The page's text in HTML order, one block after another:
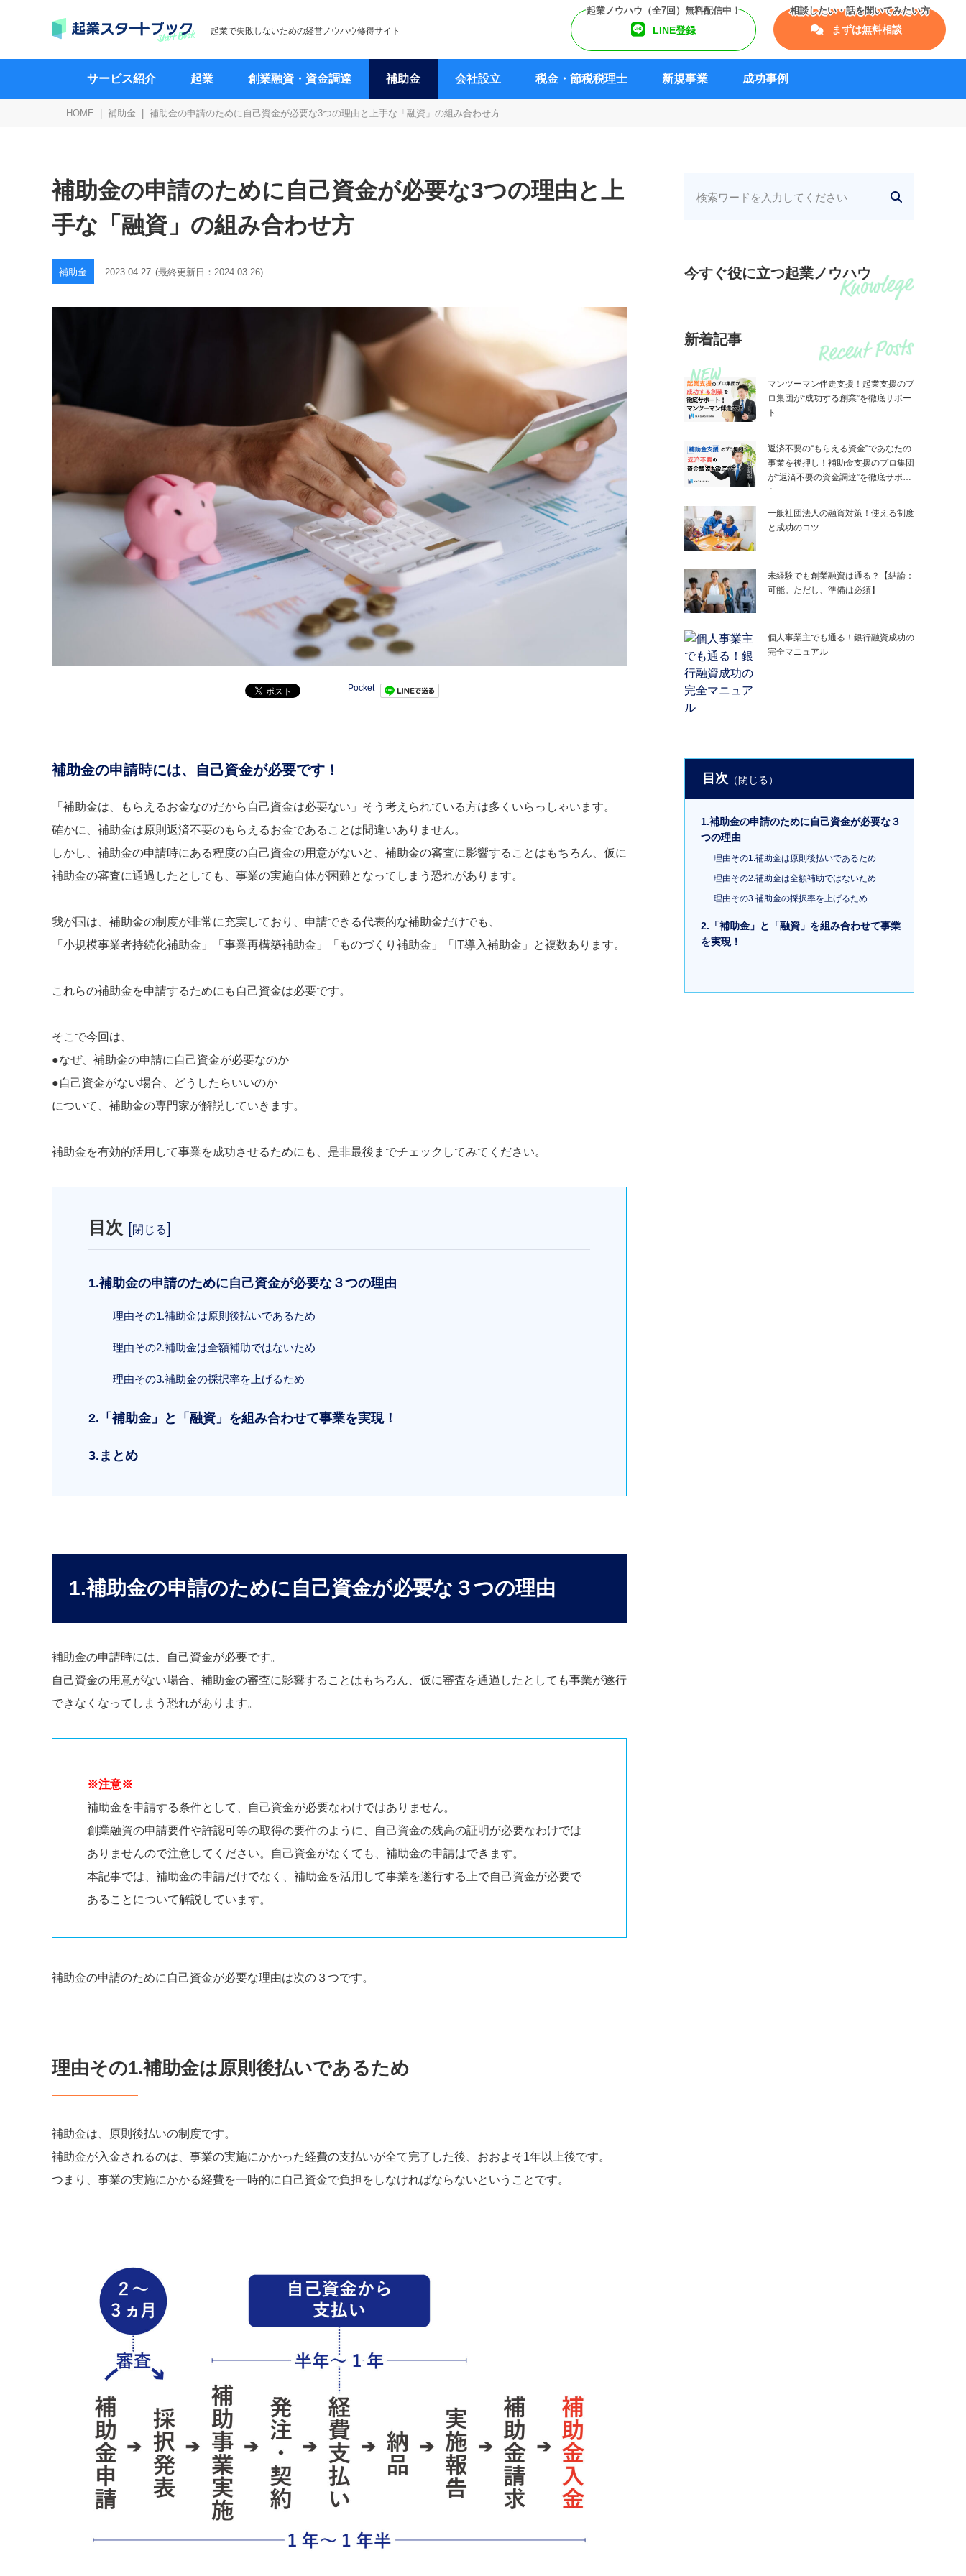
起業で失敗しないための経営ノウハウ修得サイト LINE登録 まずは無料相談
サービス紹介 起業 創業融資・資金調達 補助金 会社設立 税金・節税税理士 新規事業 成功事例
HOME 補助金 補助金の申請のために自己資金が必要な3つの理由と上手な「融資」の組み合わせ方
補助金の申請のために自己資金が必要な3つの理由と上
手な「融資」の組み合わせ方
補助金 2023.04.27 (最終更新日： 2024.03.26)
Pocket
補助金の申請時には、自己資金が必要です！
「補助金は、もらえるお金なのだから自己資金は必要ない」そう考えられている方は多くいらっしゃいます。
確かに、補助金は原則返済不要のもらえるお金であることは間違いありません。
しかし、補助金の申請時にある程度の自己資金の用意がないと、補助金の審査に影響することはもちろん、仮に
補助金の審査に通過したとしても、事業の実施自体が困難となってしまう恐れがあります。
我が国は、補助金の制度が非常に充実しており、申請できる代表的な補助金だけでも、
「小規模事業者持続化補助金」「事業再構築補助金」「ものづくり補助金」「IT導入補助金」と複数あります。
これらの補助金を申請するためにも自己資金は必要です。
そこで今回は、
●なぜ、補助金の申請に自己資金が必要なのか
●自己資金がない場合、どうしたらいいのか
について、補助金の専門家が解説していきます。
補助金を有効的活用して事業を成功させるためにも、是非最後までチェックしてみてください。
目次 [閉じる]
1.補助金の申請のために自己資金が必要な３つの理由
理由その1.補助金は原則後払いであるため
理由その2.補助金は全額補助ではないため
理由その3.補助金の採択率を上げるため
2.「補助金」と「融資」を組み合わせて事業を実現！
3.まとめ
1.補助金の申請のために自己資金が必要な３つの理由
補助金の申請時には、自己資金が必要です。
自己資金の用意がない場合、補助金の審査に影響することはもちろん、仮に審査を通過したとしても事業が遂行
できなくなってしまう恐れがあります。
※注意※
補助金を申請する条件として、自己資金が必要なわけではありません。
創業融資の申請要件や許認可等の取得の要件のように、自己資金の残高の証明が必要なわけでは
ありませんので注意してください。自己資金がなくても、補助金の申請はできます。
本記事では、補助金の申請だけでなく、補助金を活用して事業を遂行する上で自己資金が必要で
あることについて解説しています。
補助金の申請のために自己資金が必要な理由は次の３つです。
理由その1.補助金は原則後払いであるため
補助金は、原則後払いの制度です。
補助金が入金されるのは、事業の実施にかかった経費の支払いが全て完了した後、おおよそ1年以上後です。
つまり、事業の実施にかかる経費を一時的に自己資金で負担をしなければならないということです。
今すぐ役に立つ起業ノウハウ
新着記事
マンツーマン伴走支援！起業支援のプ
ロ集団が“成功する創業”を徹底サポー
ト
返済不要の“もらえる資金”であなたの
事業を後押し！補助金支援のプロ集団
が“返済不要の資金調達”を徹底サポー
ト
一般社団法人の融資対策！使える制度
と成功のコツ
未経験でも創業融資は通る？【結論：
可能。ただし、準備は必須】
個人事業主でも通る！銀行融資成功の
完全マニュアル
目次
1.補助金の申請のために自己資金が必要な３
つの理由
理由その1.補助金は原則後払いであるため
理由その2.補助金は全額補助ではないため
理由その3.補助金の採択率を上げるため
2.「補助金」と「融資」を組み合わせて事業
を実現！